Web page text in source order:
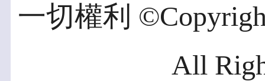
一切權利
All